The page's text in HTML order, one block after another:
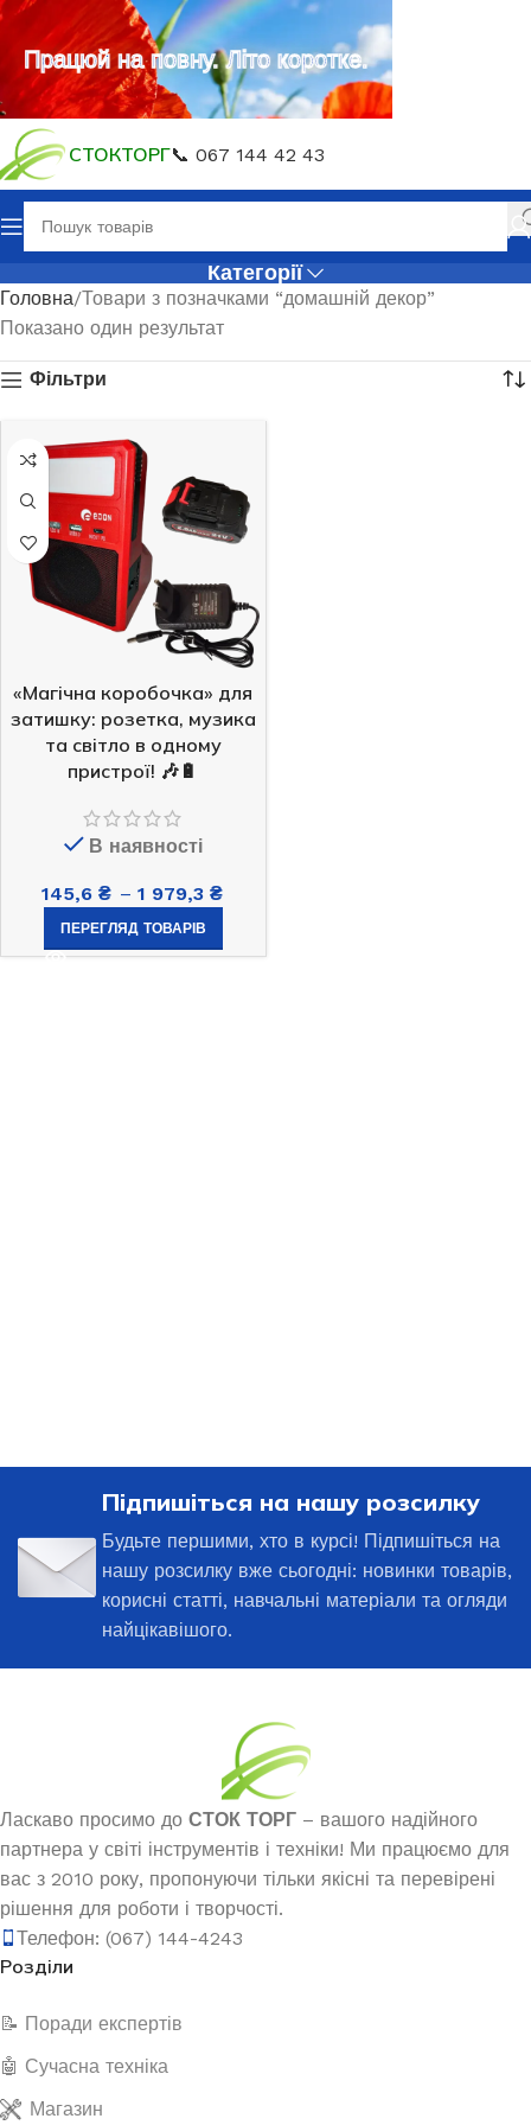
СТОКТОРГ📞 067 144 42 43
Категорії
Головна Товари з позначками “домашній декор”
Показано один результат
Фільтри
«Магічна коробочка» для
затишку: розетка, музика
та світло в одному
пристрої! 🎶🔋
В наявності
145,6₴ – 1 979,3 ₴
ПЕРЕГЛЯД ТОВАРІВ
Підпишіться на нашу розсилку
Будьте першими, хто в курсі! Підпишіться на
нашу розсилку вже сьогодні: новинки товарів,
корисні статті, навчальні матеріали та огляди
найцікавішого.
Ласкаво просимо до СТОК ТОРГ – вашого надійного
партнера у світі інструментів і техніки! Ми працюємо для
вас з 2010 року, пропонуючи тільки якісні та перевірені
рішення для роботи і творчості.
Телефон: (067) 144-4243
Розділи
📝 Поради експертів
🤖 Сучасна техніка
Магазин
Працюй на повну. Літо коротке.